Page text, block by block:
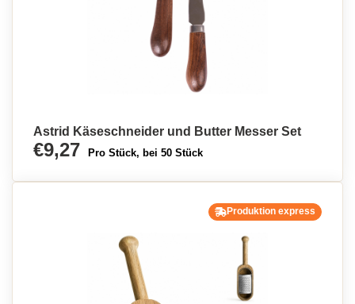
Astrid Käseschneider und Butter Messer Set
€9,27 Pro Stück, bei 50 Stück
Produktion express